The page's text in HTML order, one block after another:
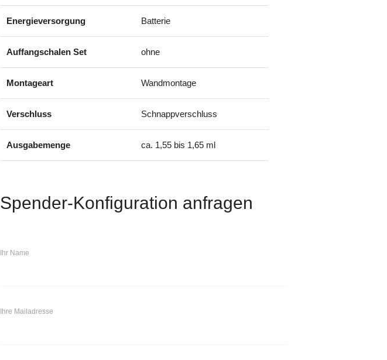
Energieversorgung Batterie
Auffangschalen Set ohne
Montageart Wandmontage
Verschluss Schnappverschluss
Ausgabemenge ca. 1,55 bis 1,65 ml
Spender-Konfiguration anfragen
Ihr Name
Ihre Mailadresse